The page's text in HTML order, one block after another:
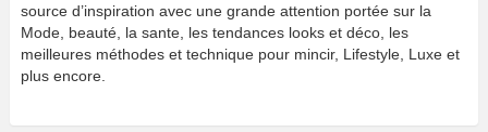
source d’inspiration avec une grande attention portée sur la
Mode, beauté, la sante, les tendances looks et déco, les
meilleures méthodes et technique pour mincir, Lifestyle, Luxe et
plus encore.